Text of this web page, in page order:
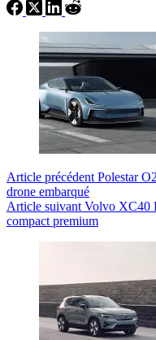
Article précédent Polestar
drone embarqué
Article suivant Volvo XC40
compact premium